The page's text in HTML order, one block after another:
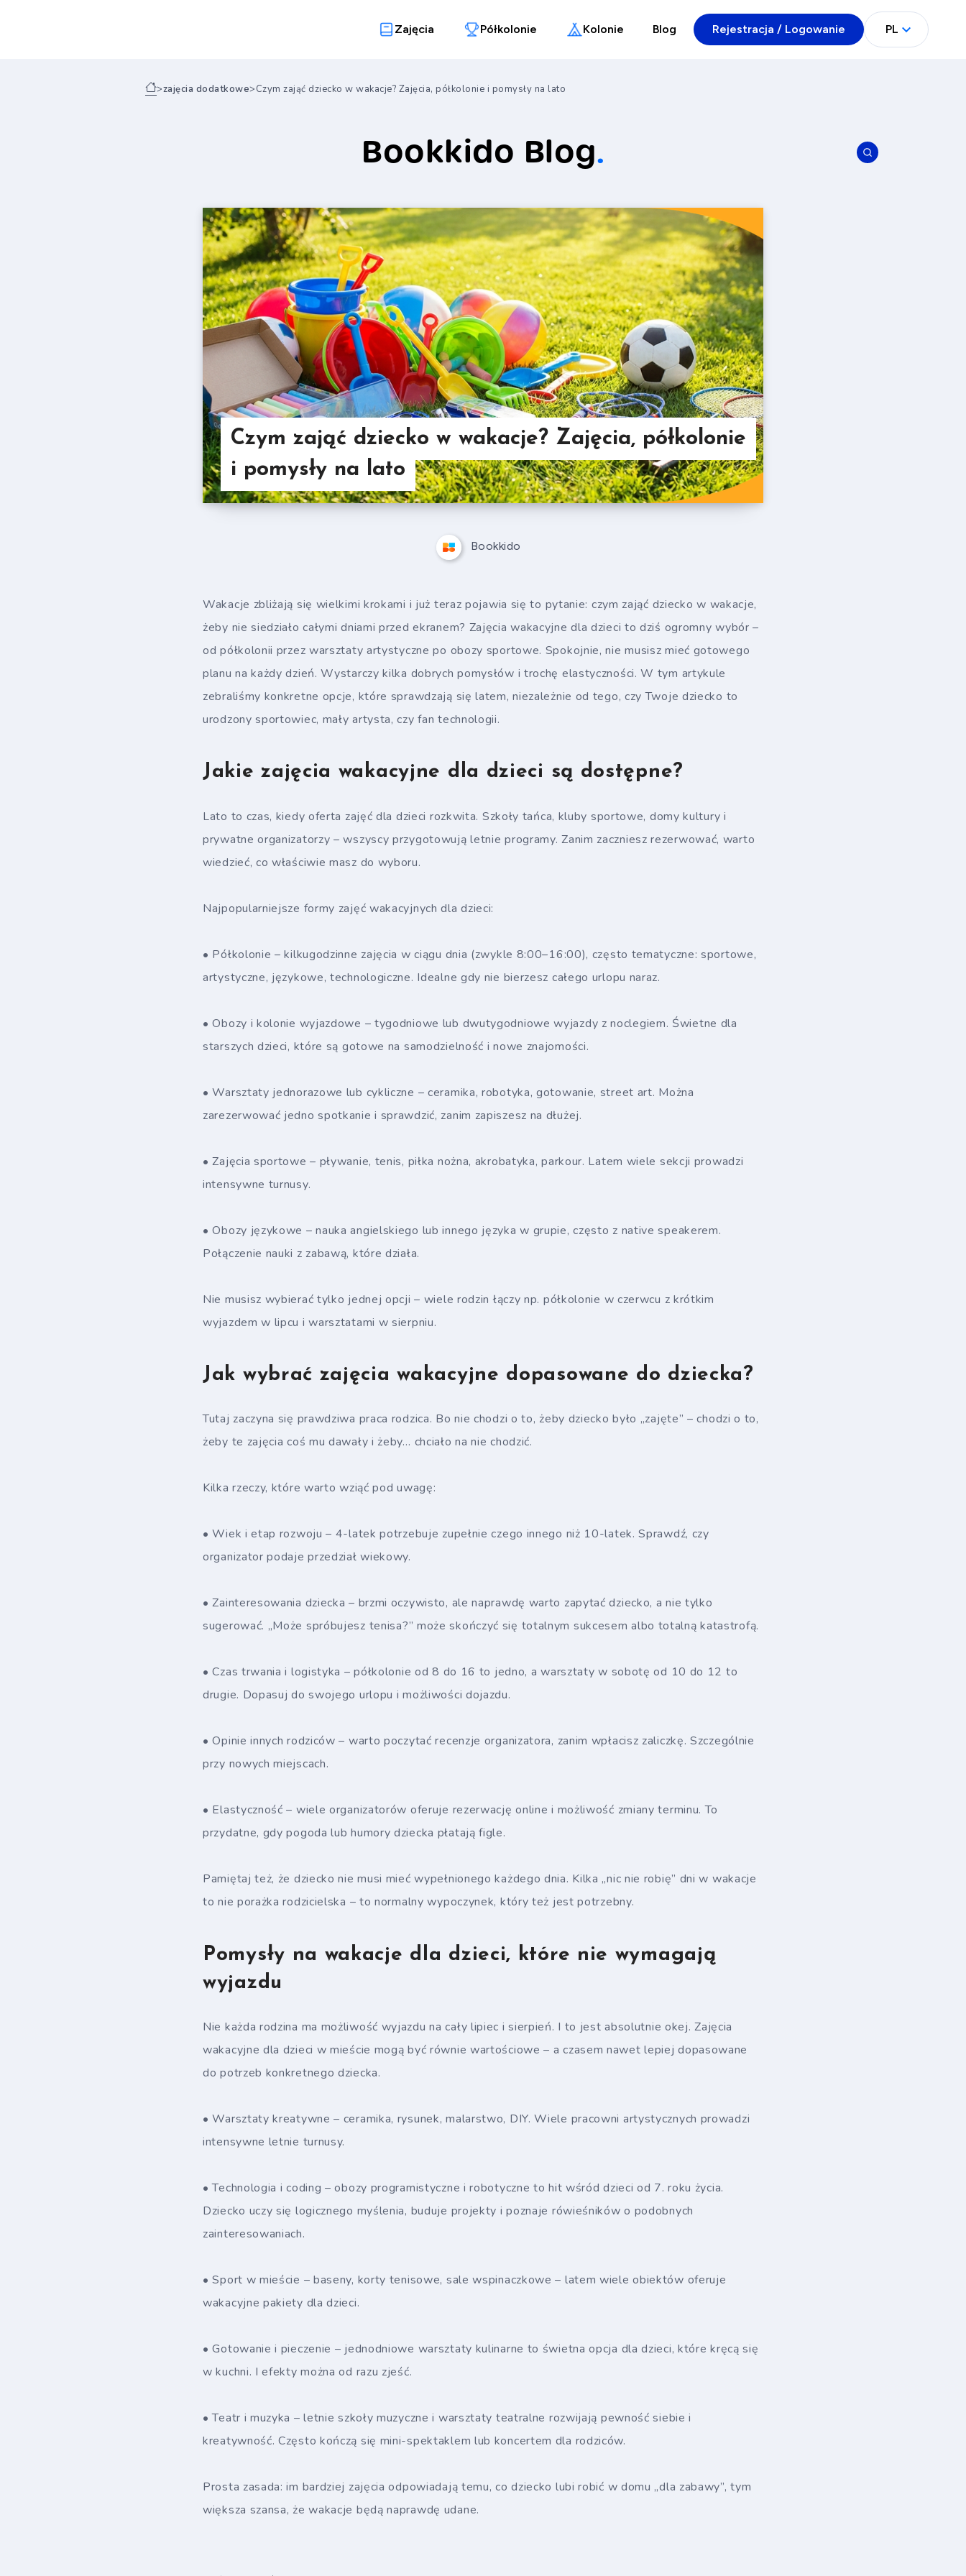
Zajęcia Półkolonie Kolonie Blog Rejestracja / Logowanie PL
>zajęcia dodatkowe>Czym zająć dziecko w wakacje? Zajęcia, półkolonie i pomysły na lato
Bookkido Blog.
Czym zająć dziecko w wakacje? Zajęcia, półkolonie
i pomysły na lato
Bookkido
Wakacje zbliżają się wielkimi krokami i już teraz pojawia się to pytanie: czym zająć dziecko w wakacje,
żeby nie siedziało całymi dniami przed ekranem? Zajęcia wakacyjne dla dzieci to dziś ogromny wybór –
od półkolonii przez warsztaty artystyczne po obozy sportowe. Spokojnie, nie musisz mieć gotowego
planu na każdy dzień. Wystarczy kilka dobrych pomysłów i trochę elastyczności. W tym artykule
zebraliśmy konkretne opcje, które sprawdzają się latem, niezależnie od tego, czy Twoje dziecko to
urodzony sportowiec, mały artysta, czy fan technologii.
Jakie zajęcia wakacyjne dla dzieci są dostępne?
Lato to czas, kiedy oferta zajęć dla dzieci rozkwita. Szkoły tańca, kluby sportowe, domy kultury i
prywatne organizatorzy – wszyscy przygotowują letnie programy. Zanim zaczniesz rezerwować, warto
wiedzieć, co właściwie masz do wyboru.
Najpopularniejsze formy zajęć wakacyjnych dla dzieci:
• Półkolonie – kilkugodzinne zajęcia w ciągu dnia (zwykle 8:00–16:00), często tematyczne: sportowe,
artystyczne, językowe, technologiczne. Idealne gdy nie bierzesz całego urlopu naraz.
• Obozy i kolonie wyjazdowe – tygodniowe lub dwutygodniowe wyjazdy z noclegiem. Świetne dla
starszych dzieci, które są gotowe na samodzielność i nowe znajomości.
• Warsztaty jednorazowe lub cykliczne – ceramika, robotyka, gotowanie, street art. Można
zarezerwować jedno spotkanie i sprawdzić, zanim zapiszesz na dłużej.
• Zajęcia sportowe – pływanie, tenis, piłka nożna, akrobatyka, parkour. Latem wiele sekcji prowadzi
intensywne turnusy.
• Obozy językowe – nauka angielskiego lub innego języka w grupie, często z native speakerem.
Połączenie nauki z zabawą, które działa.
Nie musisz wybierać tylko jednej opcji – wiele rodzin łączy np. półkolonie w czerwcu z krótkim
wyjazdem w lipcu i warsztatami w sierpniu.
Jak wybrać zajęcia wakacyjne dopasowane do dziecka?
Tutaj zaczyna się prawdziwa praca rodzica. Bo nie chodzi o to, żeby dziecko było „zajęte” – chodzi o to,
żeby te zajęcia coś mu dawały i żeby… chciało na nie chodzić.
Kilka rzeczy, które warto wziąć pod uwagę:
• Wiek i etap rozwoju – 4-latek potrzebuje zupełnie czego innego niż 10-latek. Sprawdź, czy
organizator podaje przedział wiekowy.
• Zainteresowania dziecka – brzmi oczywisto, ale naprawdę warto zapytać dziecko, a nie tylko
sugerować. „Może spróbujesz tenisa?” może skończyć się totalnym sukcesem albo totalną katastrofą.
• Czas trwania i logistyka – półkolonie od 8 do 16 to jedno, a warsztaty w sobotę od 10 do 12 to
drugie. Dopasuj do swojego urlopu i możliwości dojazdu.
• Opinie innych rodziców – warto poczytać recenzje organizatora, zanim wpłacisz zaliczkę. Szczególnie
przy nowych miejscach.
• Elastyczność – wiele organizatorów oferuje rezerwację online i możliwość zmiany terminu. To
przydatne, gdy pogoda lub humory dziecka płatają figle.
Pamiętaj też, że dziecko nie musi mieć wypełnionego każdego dnia. Kilka „nic nie robię” dni w wakacje
to nie porażka rodzicielska – to normalny wypoczynek, który też jest potrzebny.
Pomysły na wakacje dla dzieci, które nie wymagają
wyjazdu
Nie każda rodzina ma możliwość wyjazdu na cały lipiec i sierpień. I to jest absolutnie okej. Zajęcia
wakacyjne dla dzieci w mieście mogą być równie wartościowe – a czasem nawet lepiej dopasowane
do potrzeb konkretnego dziecka.
• Warsztaty kreatywne – ceramika, rysunek, malarstwo, DIY. Wiele pracowni artystycznych prowadzi
intensywne letnie turnusy.
• Technologia i coding – obozy programistyczne i robotyczne to hit wśród dzieci od 7. roku życia.
Dziecko uczy się logicznego myślenia, buduje projekty i poznaje rówieśników o podobnych
zainteresowaniach.
• Sport w mieście – baseny, korty tenisowe, sale wspinaczkowe – latem wiele obiektów oferuje
wakacyjne pakiety dla dzieci.
• Gotowanie i pieczenie – jednodniowe warsztaty kulinarne to świetna opcja dla dzieci, które kręcą się
w kuchni. I efekty można od razu zjeść.
• Teatr i muzyka – letnie szkoły muzyczne i warsztaty teatralne rozwijają pewność siebie i
kreatywność. Często kończą się mini-spektaklem lub koncertem dla rodziców.
Prosta zasada: im bardziej zajęcia odpowiadają temu, co dziecko lubi robić w domu „dla zabawy”, tym
większa szansa, że wakacje będą naprawdę udane.